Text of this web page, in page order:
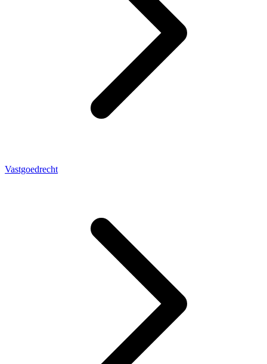
Vastgoedrecht